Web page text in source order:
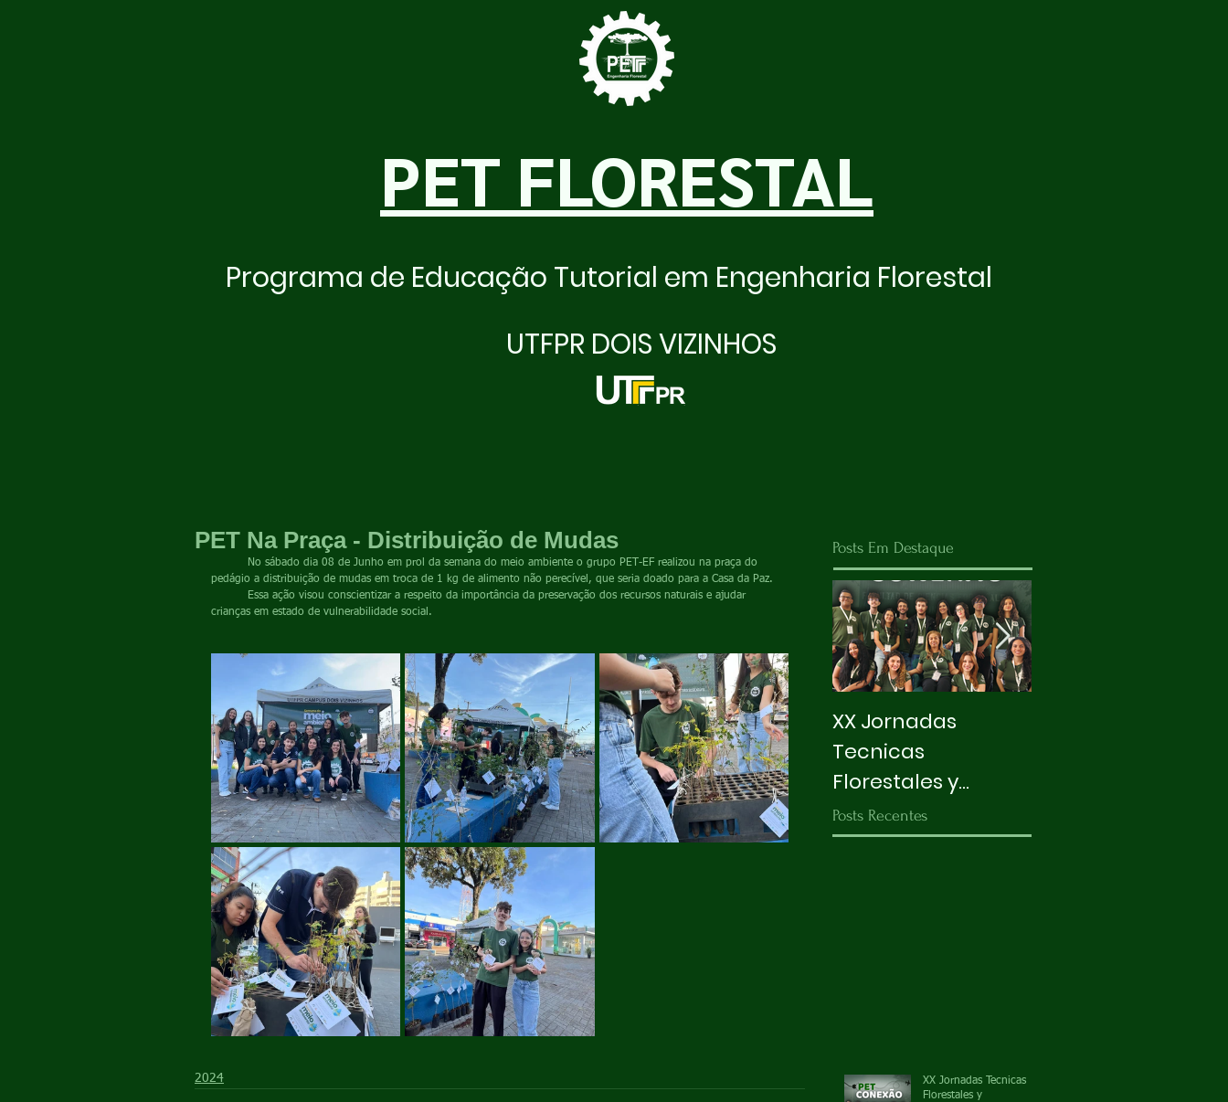
PET FLORESTAL
Programa de Educação Tutorial em Engenharia Florestal
UTFPR DOIS VIZINHOS
PET Na Praça - Distribuição de Mudas
pedágio a distribuição de mudas em troca de 1 kg de alimento não perecível, que seria doado para a Casa da Paz.
crianças em estado de vulnerabilidade social.
2024
Posts Em Destaque
XX Jornadas
Tecnicas
Florestales y
Ambientales
Posts Recentes
XX Jornadas Tecnicas
Florestales y